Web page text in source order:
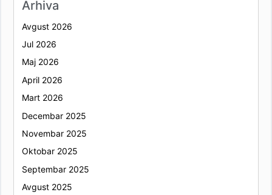
Arhiva
Avgust 2026
Jul 2026
Maj 2026
April 2026
Mart 2026
Decembar 2025
Novembar 2025
Oktobar 2025
Septembar 2025
Avgust 2025